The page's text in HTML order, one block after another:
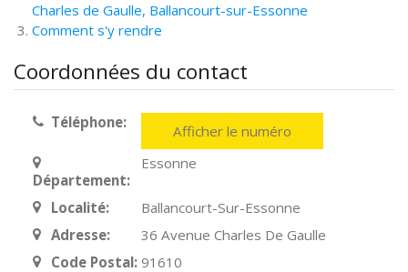
Charles de Gaulle, Ballancourt-sur-Essonne
Comment s'y rendre
Coordonnées du contact
Téléphone: Afficher le numéro
Département:
Essonne
Localité:
Ballancourt-Sur-Essonne
Adresse:
36 Avenue Charles De Gaulle
Code Postal: 91610